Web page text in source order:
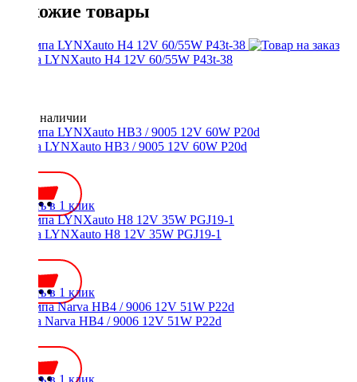
Похожие товары
Лампа LYNXauto H4 12V 60/55W P43t-38
Нет в наличии
Лампа LYNXauto HB3 / 9005 12V 60W P20d
Купить в 1 клик
Лампа LYNXauto H8 12V 35W PGJ19-1
Купить в 1 клик
Лампа Narva HB4 / 9006 12V 51W P22d
Купить в 1 клик